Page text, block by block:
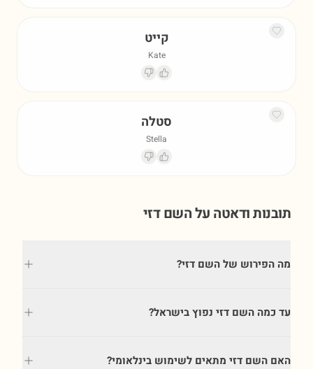
קייט
Kate
סטלה
Stella
תובנות ודאטה על השםדזי
מה הפירוש של השם דזי?
עד כמה השם דזי נפוץ בישראל?
האם השם דזי מתאים לשימוש בינלאומי?